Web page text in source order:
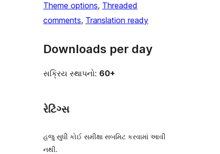
Theme options, Threaded
comments, Translation ready
Downloads per day
સક્રિય સ્થાપનો: 60+
રેટિંગ્સ
હજુ સુધી કોઈ સમીક્ષા સબમિટ કરવામાં આવી
નથી.